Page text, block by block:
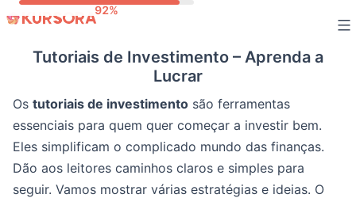
Tutoriais de Investimento – Aprenda a
Lucrar
Os tutoriais de investimento são ferramentas
essenciais para quem quer começar a investir bem.
Eles simplificam o complicado mundo das finanças.
Dão aos leitores caminhos claros e simples para
seguir. Vamos mostrar várias estratégias e ideias. O